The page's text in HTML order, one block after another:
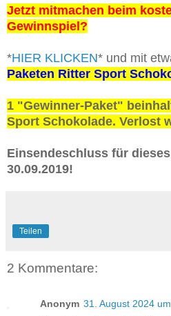
Jetzt mitmachen beim
Gewinnspiel?
*HIER KLICKEN* und mit
Paketen Ritter Sport
1 "Gewinner-Paket"
Sport Schokolade. Verlost
Einsendeschluss für
30.09.2019!
Teilen
2 Kommentare:
Anonym 31. August 2024